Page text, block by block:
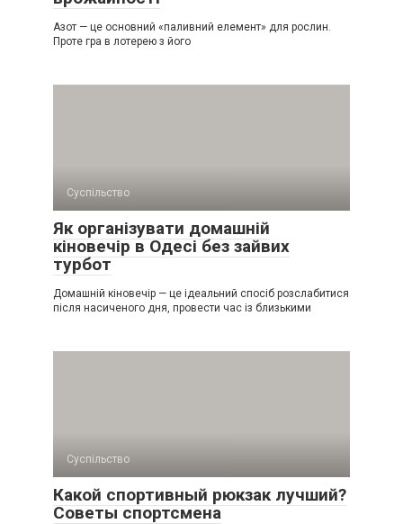
Азот — це основний «паливний елемент» для рослин.
Проте гра в лотерею з його
Суспільство
Як організувати домашній
кіновечір в Одесі без зайвих
турбот
Домашній кіновечір — це ідеальний спосіб розслабитися
після насиченого дня, провести час із близькими
Суспільство
Какой спортивный рюкзак лучший?
Советы спортсмена